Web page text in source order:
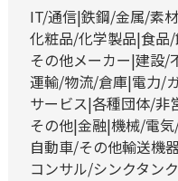
IT/通信 鉄鋼/金属/素材
化粧品/化学製品 食品
その他メーカー 建設/
運輸/物流/倉庫 電力/
サービス 各種団体/非
その他 金融 機械/電
自動車/その他輸送機
コンサル/シンクタンク